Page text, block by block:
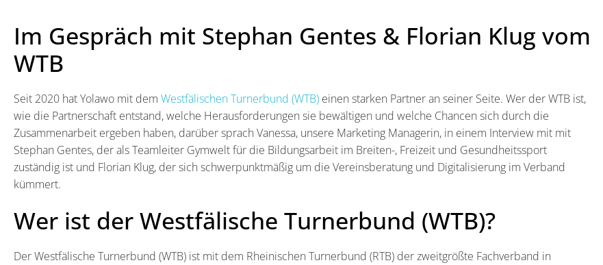
Im Gespräch mit Stephan Gentes & Florian Klug vom
WTB
Seit 2020 hat Yolawo mit dem Westfälischen Turnerbund (WTB) einen starken Partner an seiner Seite. Wer der WTB ist,
wie die Partnerschaft entstand, welche Herausforderungen sie bewältigen und welche Chancen sich durch die
Zusammenarbeit ergeben haben, darüber sprach Vanessa, unsere Marketing Managerin, in einem Interview mit mit
Stephan Gentes, der als Teamleiter Gymwelt für die Bildungsarbeit im Breiten-, Freizeit und Gesundheitssport
zuständig ist und Florian Klug, der sich schwerpunktmäßig um die Vereinsberatung und Digitalisierung im Verband
kümmert.
Wer ist der Westfälische Turnerbund (WTB)?
Der Westfälische Turnerbund (WTB) ist mit dem Rheinischen Turnerbund (RTB) der zweitgrößte Fachverband in